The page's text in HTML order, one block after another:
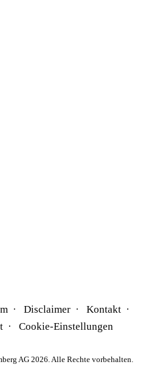
Disclaimer
Kontakt
Cookie-Einstellungen
AG 2026. Alle Rechte vorbehalten.